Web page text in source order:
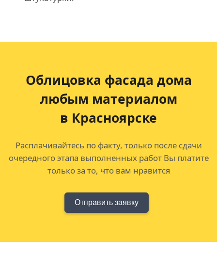
Облицовка фасада дома
любым материалом
в Красноярске
Расплачивайтесь по факту, только после сдачи
очередного этапа выполненных работ Вы платите
только за то, что вам нравится
Отправить заявку